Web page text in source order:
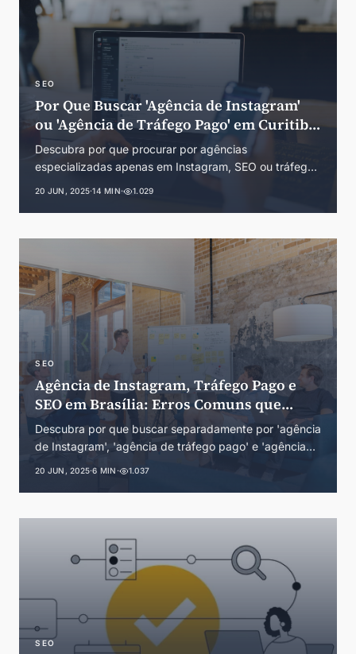
SEO
Por Que Buscar 'Agência de Instagram'
ou 'Agência de Tráfego Pago' em Curitiba
é um Erro Estratégico
Descubra por que procurar por agências
especializadas apenas em Instagram, SEO ou tráfego
20 JUN, 2025·14 MIN· 1.029
SEO
Agência de Instagram, Tráfego Pago e
SEO em Brasília: Erros Comuns que
Empresários Cometem
Descubra por que buscar separadamente por 'agência
de Instagram', 'agência de tráfego pago' e 'agência
20 JUN, 2025·6 MIN· 1.037
SEO